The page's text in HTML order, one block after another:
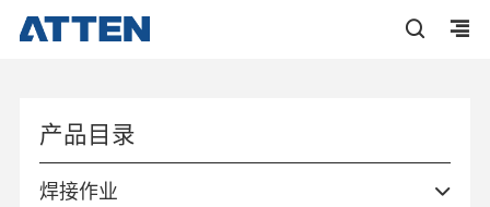
产品目录
焊接作业